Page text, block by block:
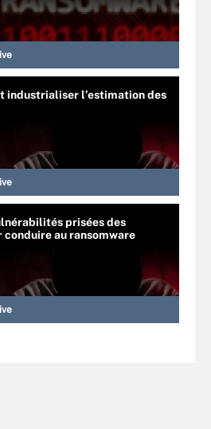
industrialiser l’estimation des
prisées des
au ransomware